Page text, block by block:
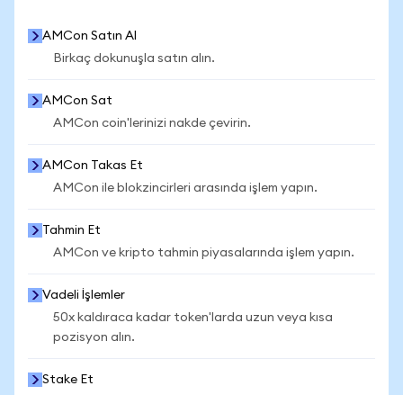
AMCon Satın Al
Birkaç dokunuşla satın alın.
AMCon Sat
AMCon coin'lerinizi nakde çevirin.
AMCon Takas Et
AMCon ile blokzincirleri arasında işlem yapın.
Tahmin Et
AMCon ve kripto tahmin piyasalarında işlem yapın.
Vadeli İşlemler
50x kaldıraca kadar token'larda uzun veya kısa
pozisyon alın.
Stake Et